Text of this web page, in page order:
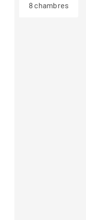
8 chambres